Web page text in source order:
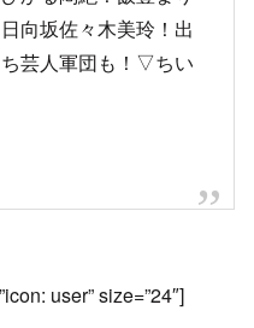
向坂佐々木美玲！出
芸人軍団も！▽ちい
user” size=”24″]